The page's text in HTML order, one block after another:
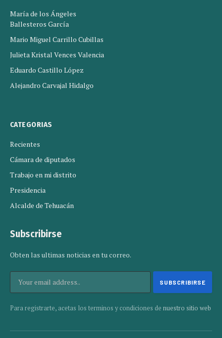
María de los Ángeles
Ballesteros García
Mario Miguel Carrillo Cubillas
Julieta Kristal Vences Valencia
Eduardo Castillo López
Alejandro Carvajal Hidalgo
CATEGORIAS
Recientes
Cámara de diputados
Trabajo en mi distrito
Presidencia
Alcalde de Tehuacán
Subscribirse
Obten las ultimas noticias en tu correo.
Para registrarte, acetas los terminos y condiciones de nuestro sitio web